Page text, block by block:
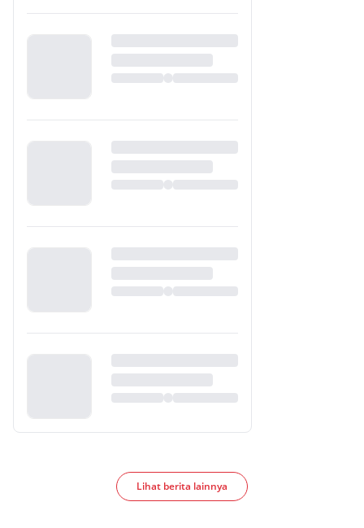
Lihat berita lainnya